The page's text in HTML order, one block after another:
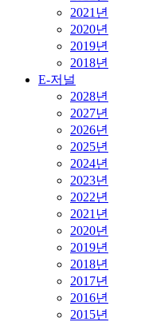
2021년
2020년
2019년
2018년
E-저널
2028년
2027년
2026년
2025년
2024년
2023년
2022년
2021년
2020년
2019년
2018년
2017년
2016년
2015년